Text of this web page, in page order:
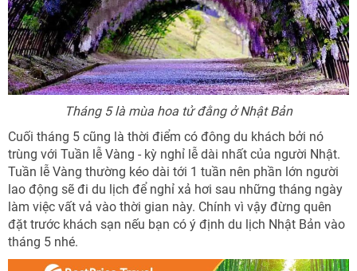
Tháng 5 là mùa hoa tử đằng ở Nhật Bản
Cuối tháng 5 cũng là thời điểm có đông du khách bởi nó
trùng với Tuần lễ Vàng - kỳ nghỉ lễ dài nhất của người Nhật.
Tuần lễ Vàng thường kéo dài tới 1 tuần nên phần lớn người
lao động sẽ đi du lịch để nghỉ xả hơi sau những tháng ngày
làm việc vất vả vào thời gian này. Chính vì vậy đừng quên
đặt trước khách sạn nếu bạn có ý định du lịch Nhật Bản vào
tháng 5 nhé.